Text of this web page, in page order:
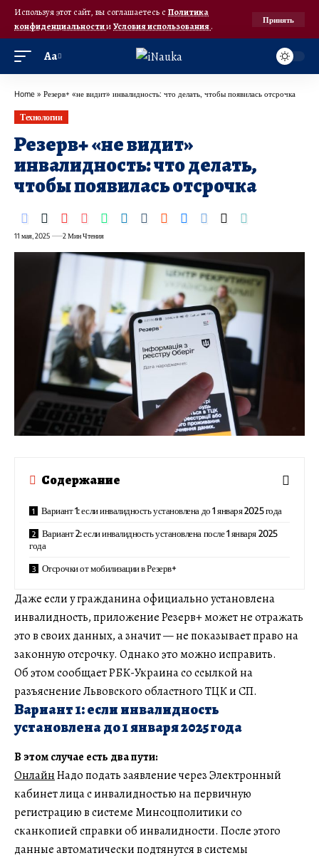
Используя этот сайт, вы соглашаетесь с Политика
конфиденциальностииУсловия использования.
Принять
Аа
Home » Резерв+ «не видит» инвалидность: что делать, чтобы появилась отсрочка
Технологии
Резерв+ «не видит»
инвалидность: что делать,
чтобы появилась отсрочка
11 мая, 2025 2 Мин Чтения
Содержание
Вариант 1: если инвалидность установлена до 1 января 2025 года
Вариант 2: если инвалидность установлена после 1 января 2025
года
Отсрочки от мобилизации в Резерв+
Даже если у гражданина официально установлена
инвалидность, приложение Резерв+ может не отражать
это в своих данных, а значит — не показывает право на
законную отсрочку. Однако это можно исправить.
Об этом сообщает РБК-Украина со ссылкой на
разъяснение Львовского областного ТЦК и СП.
Вариант 1: если инвалидность
установлена до 1 января 2025 года
В этом случае есть два пути:
ОнлайнНадо подать заявление через Электронный
кабинет лица с инвалидностью на первичную
регистрацию в системе Минсоцполитики со
сканкопией справки об инвалидности. После этого
данные автоматически подтянутся в системы